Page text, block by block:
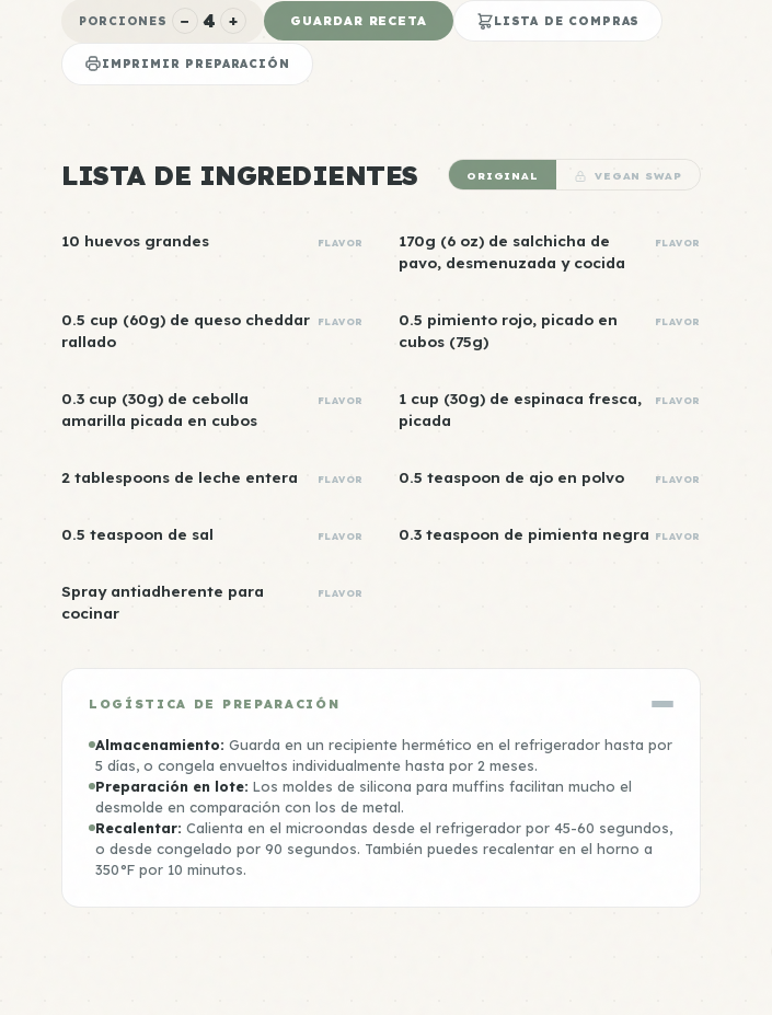
PORCIONES − 4 + GUARDAR RECETA LISTA DE COMPRAS
IMPRIMIR PREPARACIÓN
LISTA DE INGREDIENTES ORIGINAL VEGAN SWAP
10 huevos grandes FLAVOR
170g (6 oz) de salchicha de
pavo, desmenuzada y cocida
FLAVOR
0.5 cup (60g) de queso cheddar
rallado
FLAVOR
0.5 pimiento rojo, picado en
cubos (75g)
FLAVOR
0.3 cup (30g) de cebolla
amarilla picada en cubos
FLAVOR
1 cup (30g) de espinaca fresca,
picada
FLAVOR
2 tablespoons de leche entera FLAVOR 0.5 teaspoon de ajo en polvo FLAVOR
0.5 teaspoon de sal FLAVOR 0.3 teaspoon de pimienta negra FLAVOR
Spray antiadherente para
cocinar
FLAVOR
LOGÍSTICA DE PREPARACIÓN
Almacenamiento: Guarda en un recipiente hermético en el refrigerador hasta por
5 días, o congela envueltos individualmente hasta por 2 meses.
Preparación en lote: Los moldes de silicona para muffins facilitan mucho el
desmolde en comparación con los de metal.
Recalentar: Calienta en el microondas desde el refrigerador por 45-60 segundos,
o desde congelado por 90 segundos. También puedes recalentar en el horno a
350°F por 10 minutos.